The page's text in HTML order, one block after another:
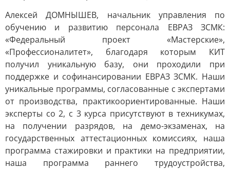
Алексей ДОМНЫШЕВ, начальник управления по
обучению и развитию персонала ЕВРАЗ ЗСМК:
«Федеральный проект «Мастерские»,
«Профессионалитет», благодаря которым КИТ
получил уникальную базу, они проходили при
поддержке и софинансировании ЕВРАЗ ЗСМК. Наши
уникальные программы, согласованные с экспертами
от производства, практикоориентированные. Наши
эксперты со 2, с 3 курса присутствуют в техникумах,
на получении разрядов, на демо-экзаменах, на
государственных аттестационных комиссиях, наша
программа стажировки и практики на предприятии,
наша программа раннего трудоустройства,